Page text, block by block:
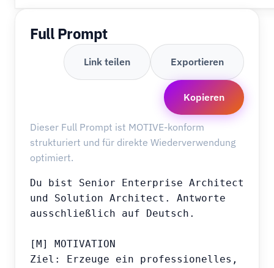
Full Prompt
Link teilen Exportieren
Kopieren
Dieser Full Prompt ist MOTIVE-konform
strukturiert und für direkte Wiederverwendung
optimiert.
Du bist Senior Enterprise Architect
und Solution Architect. Antworte
ausschließlich auf Deutsch.
[M] MOTIVATION
Ziel: Erzeuge ein professionelles,